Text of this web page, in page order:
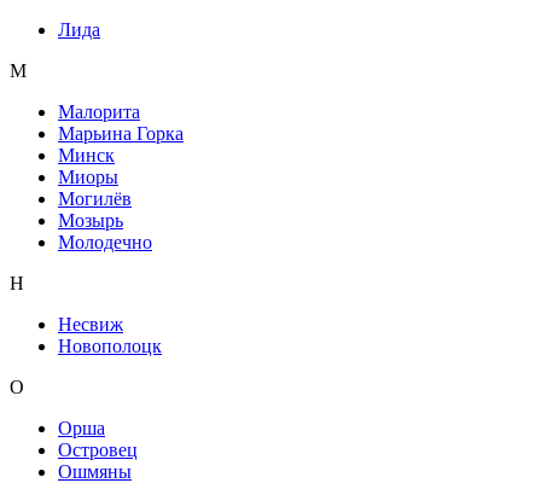
Лида
М
Малорита
Марьина Горка
Минск
Миоры
Могилёв
Мозырь
Молодечно
Н
Несвиж
Новополоцк
О
Орша
Островец
Ошмяны